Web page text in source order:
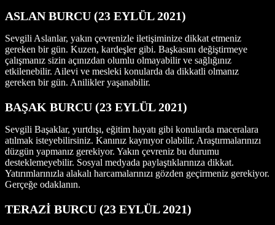
ASLAN BURCU (23 EYLÜL 2021)
Sevgili Aslanlar, yakın çevrenizle iletişiminize dikkat etmeniz
gereken bir gün. Kuzen, kardeşler gibi. Başkasını değiştirmeye
çalışmanız sizin açınızdan olumlu olmayabilir ve sağlığınız
etkilenebilir. Ailevi ve mesleki konularda da dikkatli olmanız
gereken bir gün. Anilikler yaşanabilir.
BAŞAK BURCU (23 EYLÜL 2021)
Sevgili Başaklar, yurtdışı, eğitim hayatı gibi konularda maceralara
atılmak isteyebilirsiniz. Kanınız kaynıyor olabilir. Araştırmalarınızı
düzgün yapmanız gerekiyor. Yakın çevreniz bu durumu
desteklemeyebilir. Sosyal medyada paylaştıklarınıza dikkat.
Yatırımlarınızla alakalı harcamalarınızı gözden geçirmeniz gerekiyor.
Gerçeğe odaklanın.
TERAZİ BURCU (23 EYLÜL 2021)